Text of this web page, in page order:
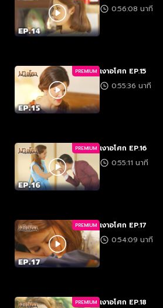
0:56:08 นาที
PREMIUM เงาอโศก EP.15
0:55:36 นาที
PREMIUM เงาอโศก EP.16
0:55:11 นาที
PREMIUM เงาอโศก EP.17
0:54:09 นาที
PREMIUM เงาอโศก EP.18